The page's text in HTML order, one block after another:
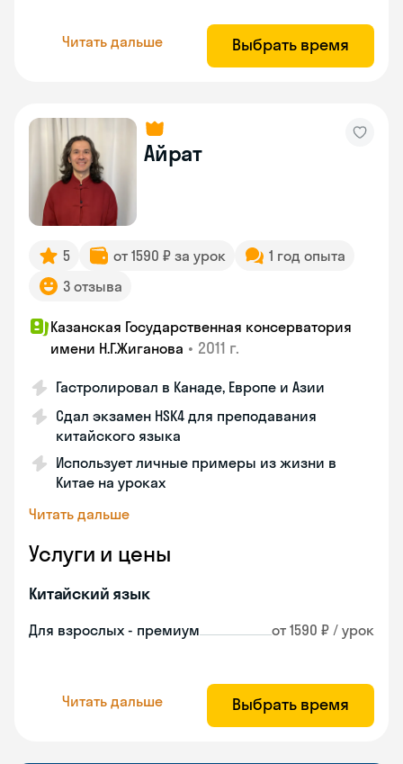
Читать дальше Выбрать время
Айрат
5 от 1590 ₽ за урок
1 год опыта
3 отзыва
Казанская Государственная консерватория
имени Н.Г.Жиганова • 2011 г.
Гастролировал в Канаде, Европе и Азии
Сдал экзамен HSK4 для преподавания
китайского языка
Использует личные примеры из жизни в
Китае на уроках
Читать дальше
Услуги и цены
Китайский язык
Для взрослых - премиум от 1590 ₽ / урок
Читать дальше Выбрать время